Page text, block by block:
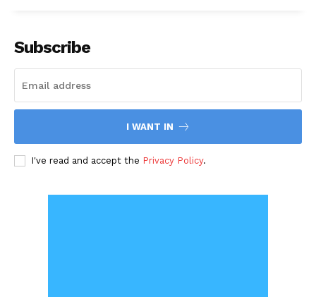
Subscribe
I WANT IN
I've read and accept the Privacy Policy.